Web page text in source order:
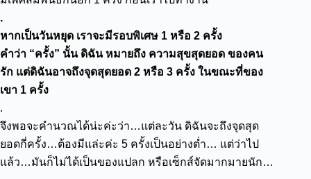
.
หากเป็นวันหยุด เราจะมีรอบพิเศษ 1 หรือ 2 ครั้ง
คำว่า “ครั้ง” นั้น ดิฉัน หมายถึง ความสุขสุดยอด ของคน
รัก แต่ดิฉันอาจถึงจุดสุดยอด 2 หรือ 3 ครั้ง ในขณะที่ของ
เขา 1 ครั้ง
.
จึงพอจะคำนวณได้น่ะค่ะว่า…แต่ละวัน ดิฉันจะถึงจุดสุด
ยอดกี่ครั้ง…ต้องมีแล่ะค่ะ 5 ครั้งเป็นอย่างต่ำ… แต่ว่าไป
แล้ว…มันก็ไม่ได้เป็นของแปลก หรือเซ็กส์จัดมากมายนัก…